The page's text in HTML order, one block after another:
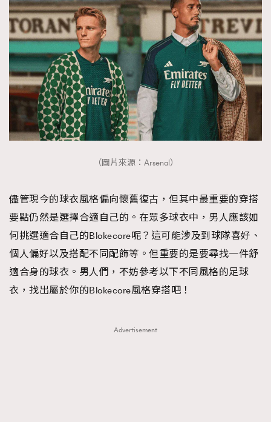
（圖片來源：Arsenal）
儘管現今的球衣風格偏向懷舊復古，但其中最重要的穿搭
要點仍然是選擇合適自己的。在眾多球衣中，男人應該如
何挑選適合自己的Blokecore呢？這可能涉及到球隊喜好、
個人偏好以及搭配不同配飾等。但重要的是要尋找一件舒
適合身的球衣。男人們，不妨參考以下不同風格的足球
衣，找出屬於你的Blokecore風格穿搭吧！
Advertisement